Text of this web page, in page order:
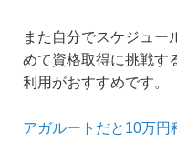
また自分でスケジュー
めて資格取得に挑戦す
利用がおすすめです。
アガルートだと10万円